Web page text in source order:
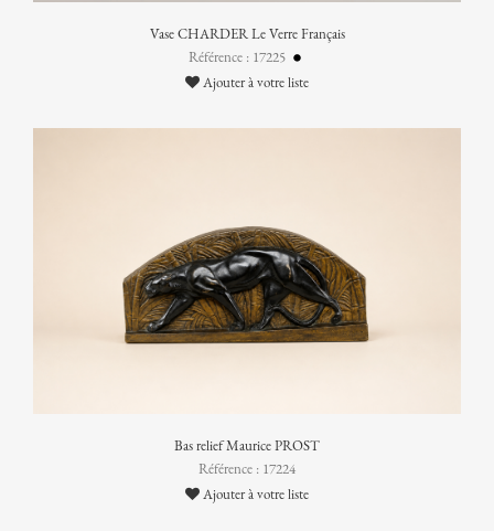
Vase CHARDER Le Verre Français
Référence : 17225
Ajouter à votre liste
Bas relief Maurice PROST
Référence : 17224
Ajouter à votre liste